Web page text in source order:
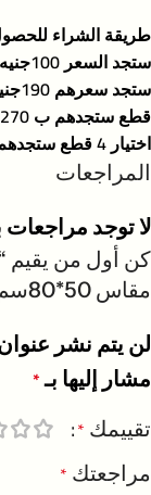
طريقة الشراء
اختيار 4 قطع ستجدهم ب 340 جنيه اى ان الدواسة اصبحت ب 85جنيه
المراجعات
لا توجد مراجعات
كن أول من يقيم
مقاس 50*80سم -قلوب مرمر د”
لن يتم نشر
مشار إليها بـ*
تقييمك *
مراجعتك *